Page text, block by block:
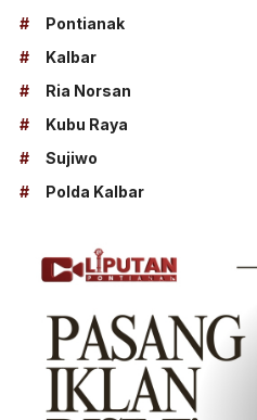
#
Pontianak
#
Kalbar
#
Ria Norsan
#
Kubu Raya
#
Sujiwo
#
Polda Kalbar